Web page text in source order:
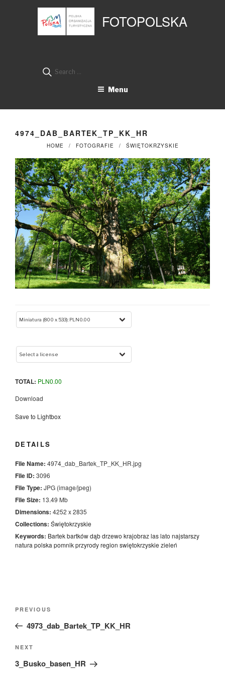
FOTOPOLSKA
Search
Menu
4974_DAB_BARTEK_TP_KK_HR
HOME FOTOGRAFIE ŚWIĘTOKRZYSKIE
TOTAL: PLN0.00
Download
Save to Lightbox
DETAILS
File Name: 4974_dab_Bartek_TP_KK_HR.jpg
File ID: 3096
File Type: JPG (image/jpeg)
File Size: 13.49 Mb
Dimensions: 4252 x 2835
Collections: Świętokrzyskie
Keywords: Bartekbartkówdąbdrzewo krajobrazlaslato najstarszy
natura polska pomnikprzyrodyregion swiętokrzyskie zieleń
Previous
Post
PREVIOUS
4973_dab_Bartek_TP_KK_HR
Next
Post
NEXT
3_Busko_basen_HR
Panel zarządzania plikami cookies